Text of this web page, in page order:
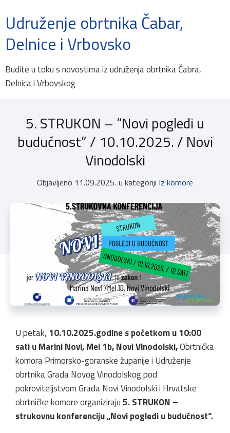
Udruženje obrtnika Čabar,
Delnice i Vrbovsko
Budite u toku s novostima iz udruženja obrtnika Čabra,
Delnica i Vrbovskog
5. STRUKON – “Novi pogledi u
budućnost” / 10.10.2025. / Novi
Vinodolski
Objavljeno 11.09.2025. u kategoriji Iz komore
U petak, 10.10.2025.godine s početkom u 10:00
sati u Marini Novi, Mel 1b, Novi Vinodolski,Obrtnička
komora Primorsko-goranske županije i Udruženje
obrtnika Grada Novog Vinodolskog pod
pokroviteljstvom Grada Novi Vinodolski i Hrvatske
obrtničke komore organiziraju5. STRUKON –
strukovnu konferenciju „Novi pogledi u budućnost“.